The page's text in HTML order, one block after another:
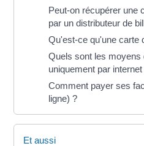
Peut-on récupérer une
par un distributeur de
Qu'est-ce qu'une carte
Quels sont les moyens
uniquement par internet
Comment payer ses
ligne) ?
Et aussi